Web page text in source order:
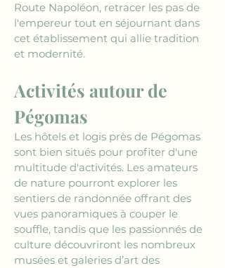
Route Napoléon, retracer les pas de
l'empereur tout en séjournant dans
cet établissement qui allie tradition
et modernité.
Activités autour de
Pégomas
Les hôtels et logis près de Pégomas
sont bien situés pour profiter d'une
multitude d'activités. Les amateurs
de nature pourront explorer les
sentiers de randonnée offrant des
vues panoramiques à couper le
souffle, tandis que les passionnés de
culture découvriront les nombreux
musées et galeries d’art des